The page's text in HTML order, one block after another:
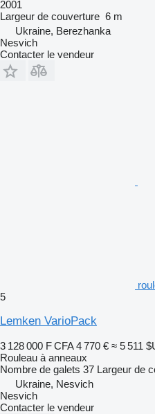
2001
Largeur de couverture 6 m
Ukraine, Berezhanka
Nesvich
Contacter le vendeur
5
Lemken VarioPack
3 128 000 F CFA 4 770 € ≈ 5 511
Rouleau à anneaux
Nombre de galets 37 Largeur de
Ukraine, Nesvich
Nesvich
Contacter le vendeur